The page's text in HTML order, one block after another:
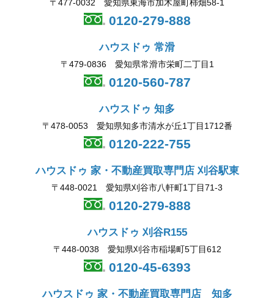
〒477-0032 愛知県東海市加木屋町柿畑58-1
0120-279-888
ハウスドゥ 常滑
〒479-0836 愛知県常滑市栄町二丁目1
0120-560-787
ハウスドゥ 知多
〒478-0053 愛知県知多市清水が丘1丁目1712番
0120-222-755
ハウスドゥ 家・不動産買取専門店 刈谷駅東
〒448-0021 愛知県刈谷市八軒町1丁目71-3
0120-279-888
ハウスドゥ 刈谷R155
〒448-0038 愛知県刈谷市稲場町5丁目612
0120-45-6393
ハウスドゥ 家・不動産買取専門店 知多